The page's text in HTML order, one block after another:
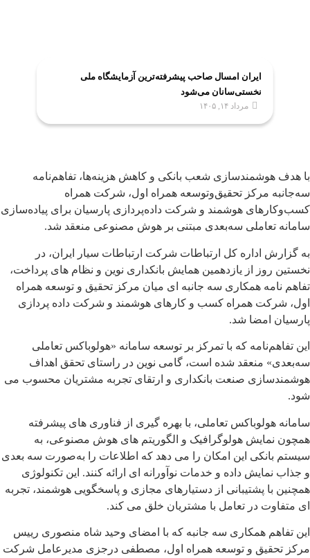
ایران امسال صاحب پیشرفته‌ترین آزمایشگاه ملی
نخستی‌سانان می‌شود
مرداد ۱۴, ۱۴۰۵
با هدف هوشمندسازی شعب بانکی و کاهش هزینه‌ها، تفاهم‌نامه
سه‌جانبه مرکز تحقیق‌وتوسعه همراه اول، شرکت همراه
کسب‌وکارهای هوشمند و شرکت داده‌پردازی پارسیان برای پیاده‌سازی
سامانه تعاملی سه‌بعدی مبتنی بر هوش مصنوعی منعقد شد.
به گزارش اداره کل ارتباطات شرکت ارتباطات سیار ایران، در
نخستین روز از یازدهمین همایش بانکداری نوین و نظام های پرداخت،
تفاهم نامه همکاری سه جانبه ای میان مرکز تحقیق و توسعه همراه
اول، شرکت همراه کسب و کارهای هوشمند و شرکت داده پردازی
پارسیان امضا شد.
این تفاهم‌نامه که با تمرکز بر توسعه سامانه «هولوباکس تعاملی
سه‌بعدی» منعقد شده است، گامی نوین در راستای تحقق اهداف
هوشمندسازی صنعت بانکداری و ارتقای تجربه مشتریان محسوب می
شود.
سامانه هولوباکس تعاملی، با بهره گیری از فناوری های پیشرفته
همچون نمایش هولوگرافیک و الگوریتم های هوش مصنوعی، به
سیستم بانکی این امکان را می دهد که اطلاعات را به‌صورت سه بعدی
و جذاب نمایش داده و خدمات نوآورانه ای ارائه کنند. این تکنولوژی
همچنین با پشتیبانی از دستیارهای مجازی و پاسخگویی هوشمند، تجربه
ای متفاوت در تعامل با مشتریان خلق می کند.
این تفاهم همکاری سه جانبه که با امضای وحید شاه منصوری رییس
مرکز تحقیق و توسعه همراه اول، مصطفی درجزی مدیرعامل شرکت